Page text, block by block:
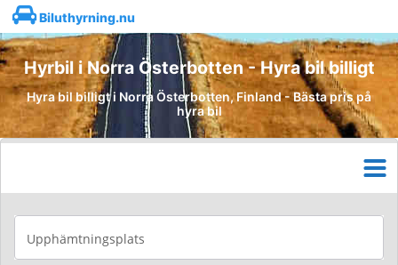
Biluthyrning.nu
Hyrbil i Norra Österbotten - Hyra bil billigt
Hyra bil billigt i Norra Österbotten, Finland - Bästa pris på
hyra bil
Upphämtningsplats